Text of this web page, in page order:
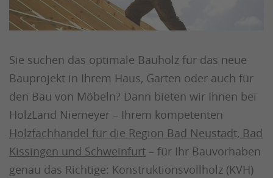
Sie suchen das optimale Bauholz für das neue
Bauprojekt in Ihrem Haus, Garten oder auch für
den Bau von Möbeln? Dann bieten wir Ihnen bei
HolzLand Niemeyer – Ihrem kompetenten
Holzfachhandel für die Region Bad Neustadt, Bad
Kissingen und Schweinfurt – für Ihr Bauvorhaben
genau das Richtige: Konstruktionsvollholz (KVH)